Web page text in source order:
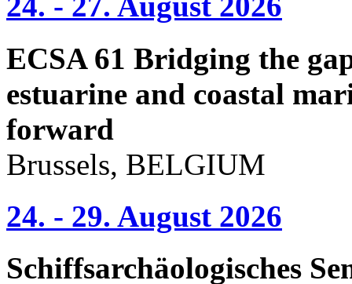
ECSA 61 Bridging the
estuarine and coastal
forward
Brussels, BELGIUM
24. - 29. August 2026
Schiffsarchäologisches